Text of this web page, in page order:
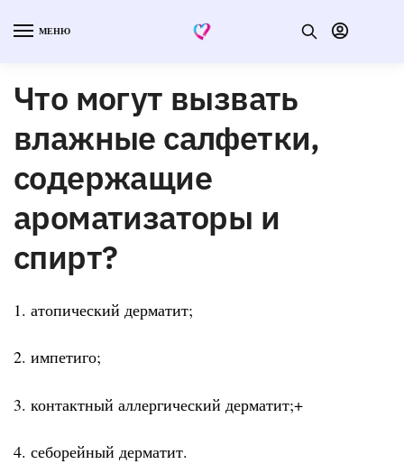
МЕНЮ
Что могут вызвать
влажные салфетки,
содержащие
ароматизаторы и
спирт?
1. атопический дерматит;
2. импетиго;
3. контактный аллергический дерматит;+
4. себорейный дерматит.